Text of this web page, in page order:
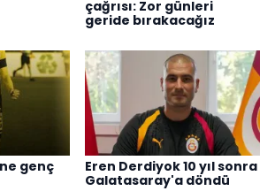
çağrısı: Zor günleri
geride bırakacağız
genç
Eren Derdiyok 10 yıl sonra
Galatasaray'a döndü